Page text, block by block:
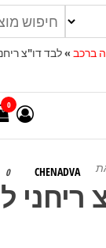
ברכב »לבד דו"צ
0
CHENADVA
0
ריחני